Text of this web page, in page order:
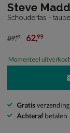
Steve
Schoudertas - taupe
van € 89,99 voor
89,99 62,99
Momenteel
Gratis
Achteraf betalen